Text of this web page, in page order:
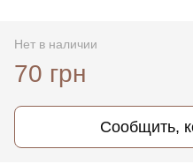
Нет в наличии
70 грн
Сообщить,